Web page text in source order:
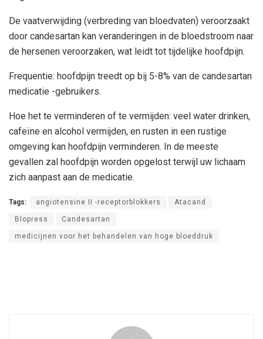
De vaatverwijding (verbreding van bloedvaten) veroorzaakt
door candesartan kan veranderingen in de bloedstroom naar
de hersenen veroorzaken, wat leidt tot tijdelijke hoofdpijn.
Frequentie: hoofdpijn treedt op bij 5-8% van de candesartan
medicatie -gebruikers.
Hoe het te verminderen of te vermijden: veel water drinken,
cafeïne en alcohol vermijden, en rusten in een rustige
omgeving kan hoofdpijn verminderen. In de meeste
gevallen zal hoofdpijn worden opgelost terwijl uw lichaam
zich aanpast aan de medicatie.
Tags: angiotensine II -receptorblokkers Atacand
Blopress Candesartan
medicijnen voor het behandelen van hoge bloeddruk